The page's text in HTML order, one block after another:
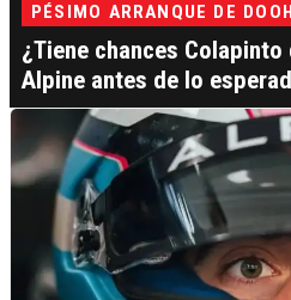
PÉSIMO ARRANQUE DE
¿Tiene chances
Alpine antes de lo